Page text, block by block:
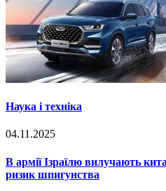
Наука і техніка
04.11.2025
В армії Ізраїлю вилучають
ризик шпигунства